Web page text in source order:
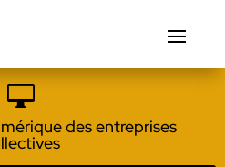

des entreprises